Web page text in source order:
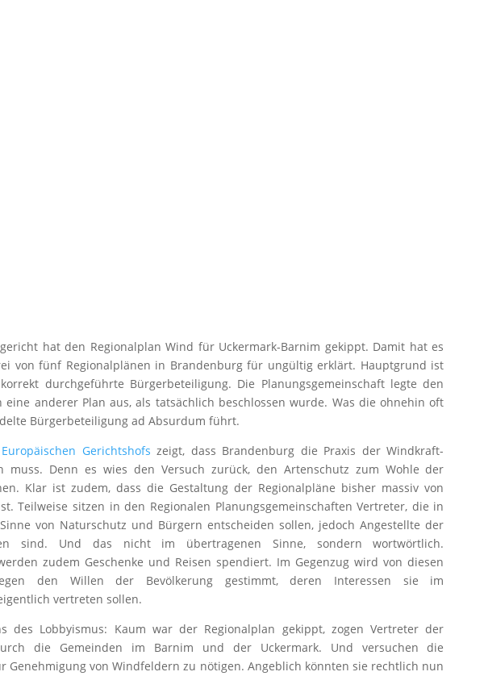
hat den Regionalplan Wind für Uckermark-Barnim gekippt. Damit hat es
von fünf Regionalplänen in Brandenburg für ungültig erklärt. Hauptgrund ist
durchgeführte Bürgerbeteiligung. Die Planungsgemeinschaft legte den
eine anderer Plan aus, als tatsächlich beschlossen wurde. Was die ohnehin oft
Bürgerbeteiligung ad Absurdum führt.
Gerichtshofs zeigt, dass Brandenburg die Praxis der Windkraft-
muss. Denn es wies den Versuch zurück, den Artenschutz zum Wohle der
Klar ist zudem, dass die Gestaltung der Regionalpläne bisher massiv von
Teilweise sitzen in den Regionalen Planungsgemeinschaften Vertreter, die in
von Naturschutz und Bürgern entscheiden sollen, jedoch Angestellte der
sind. Und das nicht im übertragenen Sinne, sondern wortwörtlich.
zudem Geschenke und Reisen spendiert. Im Gegenzug wird von diesen
den Willen der Bevölkerung gestimmt, deren Interessen sie im
vertreten sollen.
des Lobbyismus: Kaum war der Regionalplan gekippt, zogen Vertreter der
die Gemeinden im Barnim und der Uckermark. Und versuchen die
Genehmigung von Windfeldern zu nötigen. Angeblich könnten sie rechtlich nun